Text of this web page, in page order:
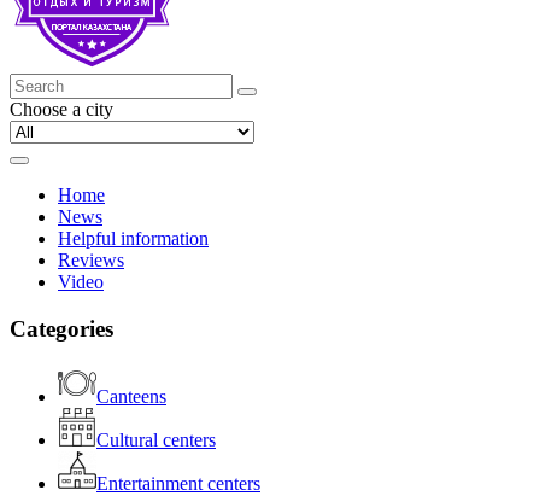
Choose a city
Home
News
Helpful information
Reviews
Video
Categories
Canteens
Cultural centers
Entertainment centers